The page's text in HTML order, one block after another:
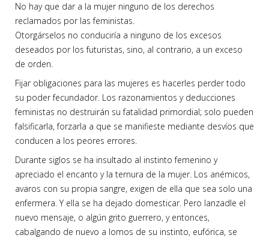
No hay que dar a la mujer ninguno de los derechos
reclamados por las feministas.
Otorgárselos no conduciría a ninguno de los excesos
deseados por los futuristas, sino, al contrario, a un exceso
de orden.
Fijar obligaciones para las mujeres es hacerles perder todo
su poder fecundador. Los razonamientos y deducciones
feministas no destruirán su fatalidad primordial; solo pueden
falsificarla, forzarla a que se manifieste mediante desvíos que
conducen a los peores errores.
Durante siglos se ha insultado al instinto femenino y
apreciado el encanto y la ternura de la mujer. Los anémicos,
avaros con su propia sangre, exigen de ella que sea solo una
enfermera. Y ella se ha dejado domesticar. Pero lanzadle el
nuevo mensaje, o algún grito guerrero, y entonces,
cabalgando de nuevo a lomos de su instinto, eufórica, se